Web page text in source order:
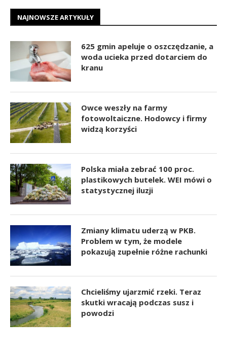
NAJNOWSZE ARTYKUŁY
625 gmin apeluje o oszczędzanie, a
woda ucieka przed dotarciem do
kranu
Owce weszły na farmy
fotowoltaiczne. Hodowcy i firmy
widzą korzyści
Polska miała zebrać 100 proc.
plastikowych butelek. WEI mówi o
statystycznej iluzji
Zmiany klimatu uderzą w PKB.
Problem w tym, że modele
pokazują zupełnie różne rachunki
Chcieliśmy ujarzmić rzeki. Teraz
skutki wracają podczas susz i
powodzi